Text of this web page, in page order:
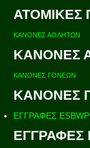
ΑΤΟΜΙΚΕΣ
ΚΑΝΟΝΕΣ ΑΘΛΗΤΩΝ
ΚΑΝΟΝΕΣ
ΚΑΝΟΝΕΣ ΓΟΝΕΩΝ
ΚΑΝΟΝΕΣ
ΕΓΓΡΑΦΕΣ ESBWP
ΕΓΓΡΑΦΕΣ